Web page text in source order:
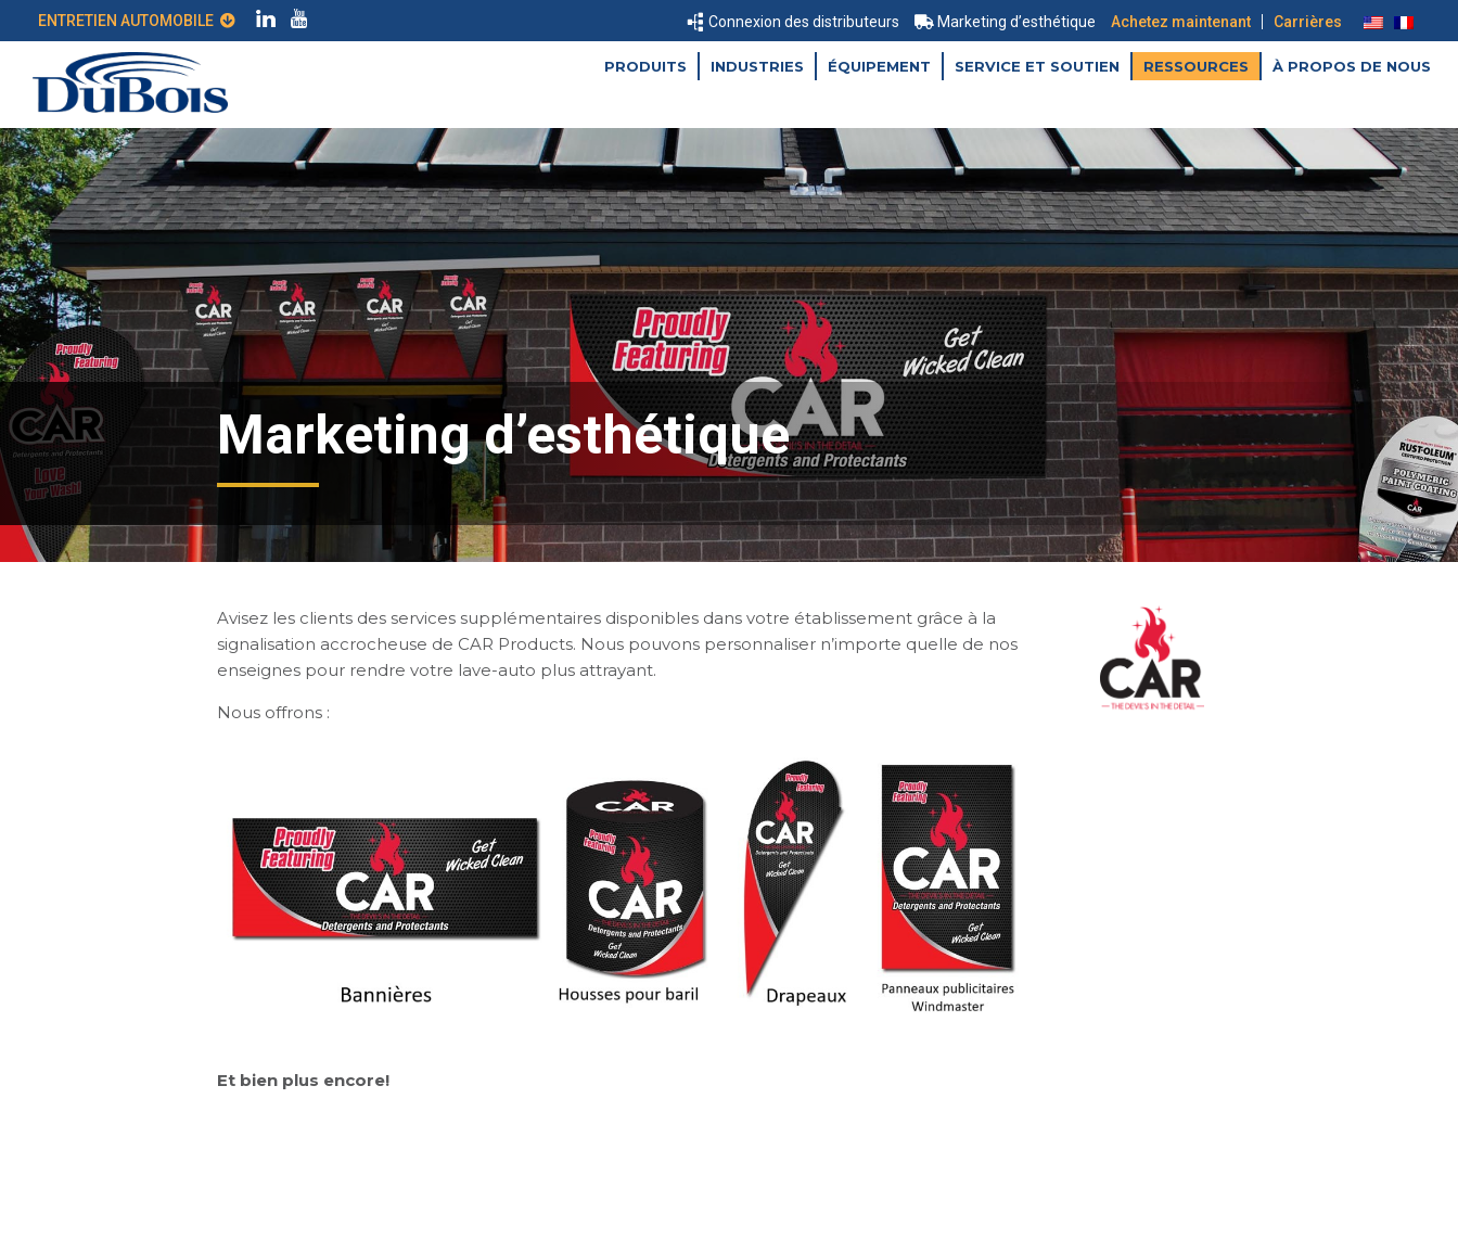
Connexion des distributeurs Marketing d’esthétique Achetez maintenant | Carrières
PRODUITS INDUSTRIES ÉQUIPEMENT SERVICE ET SOUTIEN RESSOURCES À PROPOS DE NOUS
Marketing d’esthétique
Avisez les clients des services supplémentaires disponibles dans votre établissement grâce à la
signalisation accrocheuse de CAR Products. Nous pouvons personnaliser n’importe quelle de nos
enseignes pour rendre votre lave-auto plus attrayant.
Nous offrons :
Et bien plus encore!